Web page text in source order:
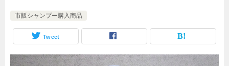
市販シャンプー購入商品
Tweet